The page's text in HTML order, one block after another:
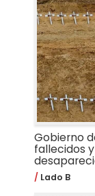
Gobierno
fallecidos
Lado B